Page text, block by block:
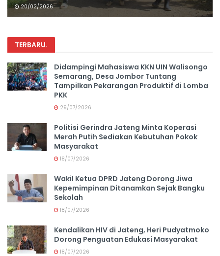
20/02/2026
TERBARU.
Didampingi Mahasiswa KKN UIN Walisongo
Semarang, Desa Jombor Tuntang
Tampilkan Pekarangan Produktif di Lomba
PKK
29/07/2026
Politisi Gerindra Jateng Minta Koperasi
Merah Putih Sediakan Kebutuhan Pokok
Masyarakat
18/07/2026
Wakil Ketua DPRD Jateng Dorong Jiwa
Kepemimpinan Ditanamkan Sejak Bangku
Sekolah
18/07/2026
Kendalikan HIV di Jateng, Heri Pudyatmoko
Dorong Penguatan Edukasi Masyarakat
18/07/2026